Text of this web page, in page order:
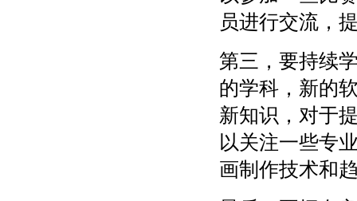
员进行交流，
第三，要持续
的学科，新的
新知识，对于
以关注一些专
画制作技术和